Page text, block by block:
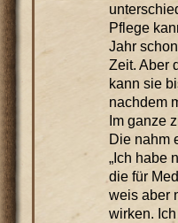
Pflege
Jahr
Zeit. Aber
kann sie
nachdem
Im ganze
Die nahm
„Ich habe
die für
weis aber
wirken.